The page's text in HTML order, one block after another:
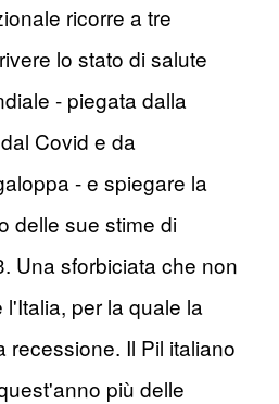
ricorre a tre
lo stato di salute
- piegata dalla
Covid e da
- e spiegare la
delle sue stime di
Una sforbiciata che non
per la quale la
recessione. Il Pil italiano
più delle